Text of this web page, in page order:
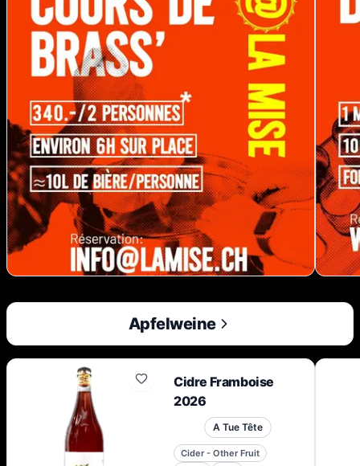
Apfelweine
Cidre Framboise
2026
A Tue Tête
Cider - Other Fruit